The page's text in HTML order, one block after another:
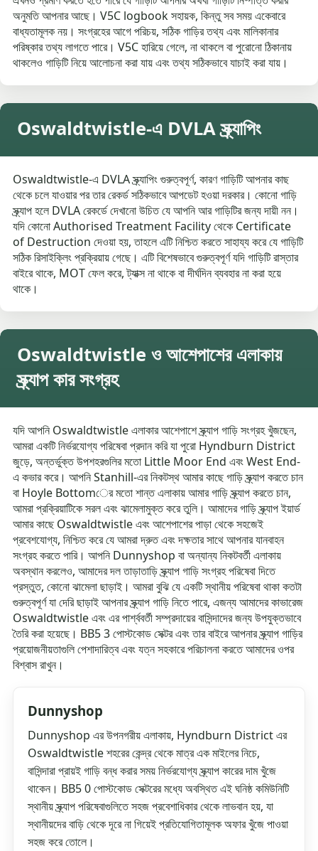
অনুমতি আপনার আছে। V5C logbook সহায়ক, কিন্তু সব সময় একেবারে
বাধ্যতামূলক নয়। সংগ্রহের আগে পরিচয়, সঠিক গাড়ির তথ্য এবং মালিকানার
পরিষ্কার তথ্য লাগতে পারে। V5C হারিয়ে গেলে, না থাকলে বা পুরোনো ঠিকানায়
থাকলেও গাড়িটি নিয়ে আলোচনা করা যায় এবং তথ্য সঠিকভাবে যাচাই করা যায়।
Oswaldtwistle-এ DVLA স্ক্র্যাপিং
Oswaldtwistle-এ DVLA স্ক্র্যাপিং গুরুত্বপূর্ণ, কারণ গাড়িটি আপনার কাছ
থেকে চলে যাওয়ার পর তার রেকর্ড সঠিকভাবে আপডেট হওয়া দরকার। কোনো গাড়ি
স্ক্র্যাপ হলে DVLA রেকর্ডে দেখানো উচিত যে আপনি আর গাড়িটির জন্য দায়ী নন।
যদি কোনো Authorised Treatment Facility থেকে Certificate
of Destruction দেওয়া হয়, তাহলে এটি নিশ্চিত করতে সাহায্য করে যে গাড়িটি
সঠিক রিসাইক্লিং প্রক্রিয়ায় গেছে। এটি বিশেষভাবে গুরুত্বপূর্ণ যদি গাড়িটি রাস্তার
বাইরে থাকে, MOT ফেল করে, ট্যাক্স না থাকে বা দীর্ঘদিন ব্যবহার না করা হয়ে
থাকে।
Oswaldtwistle ও আশেপাশের এলাকায়
স্ক্র্যাপ কার সংগ্রহ
যদি আপনি Oswaldtwistle এলাকার আশেপাশে স্ক্র্যাপ গাড়ি সংগ্রহ খুঁজছেন,
আমরা একটি নির্ভরযোগ্য পরিষেবা প্রদান করি যা পুরো Hyndburn District
জুড়ে, অন্তর্ভুক্ত উপশহরগুলির মতো Little Moor End এবং West End-
এ কভার করে। আপনি Stanhill-এর নিকটস্থ আমার কাছে গাড়ি স্ক্র্যাপ করতে চান
বা Hoyle Bottomের মতো শান্ত এলাকায় আমার গাড়ি স্ক্র্যাপ করতে চান,
আমরা প্রক্রিয়াটিকে সরল এবং ঝামেলামুক্ত করে তুলি। আমাদের গাড়ি স্ক্র্যাপ ইয়ার্ড
আমার কাছে Oswaldtwistle এবং আশেপাশের পাড়া থেকে সহজেই
প্রবেশযোগ্য, নিশ্চিত করে যে আমরা দ্রুত এবং দক্ষতার সাথে আপনার যানবাহন
সংগ্রহ করতে পারি। আপনি Dunnyshop বা অন্যান্য নিকটবর্তী এলাকায়
অবস্থান করলেও, আমাদের দল তাড়াতাড়ি স্ক্র্যাপ গাড়ি সংগ্রহ পরিষেবা দিতে
প্রস্তুত, কোনো ঝামেলা ছাড়াই। আমরা বুঝি যে একটি স্থানীয় পরিষেবা থাকা কতটা
গুরুত্বপূর্ণ যা দেরি ছাড়াই আপনার স্ক্র্যাপ গাড়ি নিতে পারে, এজন্য আমাদের কাভারেজ
Oswaldtwistle এবং এর পার্শ্ববর্তী সম্প্রদায়ের বাসিন্দাদের জন্য উপযুক্তভাবে
তৈরি করা হয়েছে। BB5 3 পোস্টকোড সেক্টর এবং তার বাইরে আপনার স্ক্র্যাপ গাড়ির
প্রয়োজনীয়তাগুলি পেশাদারিত্ব এবং যত্ন সহকারে পরিচালনা করতে আমাদের ওপর
বিশ্বাস রাখুন।
Dunnyshop
Dunnyshop এর উপনগরীয় এলাকায়, Hyndburn District এর
Oswaldtwistle শহরের কেন্দ্র থেকে মাত্র এক মাইলের নিচে,
বাসিন্দারা প্রায়ই গাড়ি বন্ধ করার সময় নির্ভরযোগ্য স্ক্র্যাপ কারের দাম খুঁজে
থাকেন। BB5 0 পোস্টকোড সেক্টরের মধ্যে অবস্থিত এই ঘনিষ্ঠ কমিউনিটি
স্থানীয় স্ক্র্যাপ পরিষেবাগুলিতে সহজ প্রবেশাধিকার থেকে লাভবান হয়, যা
স্থানীয়দের বাড়ি থেকে দূরে না গিয়েই প্রতিযোগিতামূলক অফার খুঁজে পাওয়া
সহজ করে তোলে।